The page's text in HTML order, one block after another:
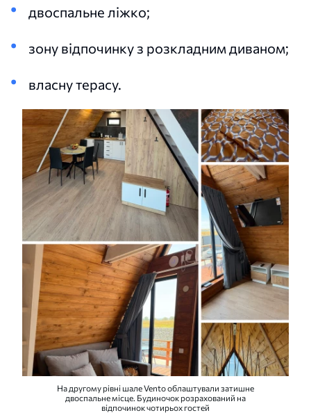
двоспальне ліжко;
зону відпочинку з розкладним диваном;
власну терасу.
На другому рівні шале Vento облаштували затишне
двоспальне місце. Будиночок розрахований на
відпочинок чотирьох гостей